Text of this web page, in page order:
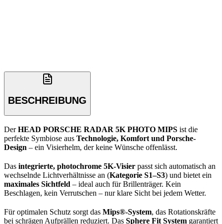
BESCHREIBUNG
DerHEAD PORSCHE RADAR 5K PHOTO MIPS ist die
perfekte Symbiose aus Technologie, Komfort und Porsche-
Design – ein Visierhelm, der keine Wünsche offenlässt.
Das integrierte, photochrome 5K-Visier passt sich automatisch an
wechselnde Lichtverhältnisse an (Kategorie S1–S3) und bietet ein
maximales Sichtfeld – ideal auch für Brillenträger. Kein
Beschlagen, kein Verrutschen – nur klare Sicht bei jedem Wetter.
Für optimalen Schutz sorgt das Mips®-System, das Rotationskräfte
bei schrägen Aufprällen reduziert. Das Sphere Fit System garantiert